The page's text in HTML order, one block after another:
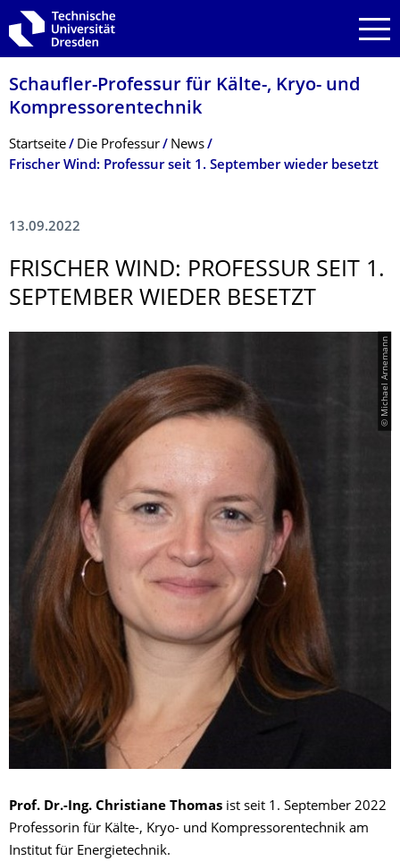
Zur Hauptnavigation springen
Zur Suche springen
Zum Inhalt springen
Schaufler-Professur für Kälte-, Kryo- und
Kompressorentech­nik
Breadcrumb-Menü
Startseite Die Professur
News
Frischer Wind: Professur seit 1. September wieder besetzt
13.09.2022
FRISCHER WIND: PROFESSUR SEIT 1.
SEPTEMBER WIEDER BESETZT
© Michael Arnemann
Prof. Dr.-Ing. Christiane Thomas ist seit 1. September 2022
Professorin für Kälte-, Kryo- und Kompressorentechnik am
Institut für Energietechnik.